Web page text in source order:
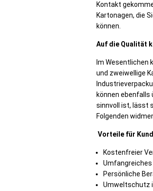
Kontakt
Kartonagen, die
können.
Auf die Qualität
Im Wesentlichen
und zweiwellige
können ebenfalls
sinnvoll ist, lässt
Folgenden
Vorteile für
Kostenfreier
Persönliche
Umweltschutz